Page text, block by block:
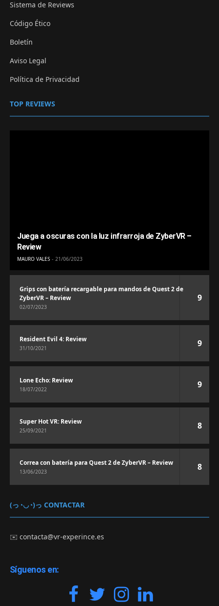
Sistema de Reviews
Código Ético
Boletín
Aviso Legal
Política de Privacidad
TOP REVIEWS
Juega a oscuras con la luz infrarroja de ZyberVR –
Review
MAURO VALES 21/06/2023
Grips con batería recargable para mandos de Quest 2 de
ZyberVR – Review
02/07/2023
9
Resident Evil 4: Review
31/10/2021 9
Lone Echo: Review
18/07/2022 9
Super Hot VR: Review
25/09/2021 8
Correa con batería para Quest 2 de ZyberVR – Review
13/06/2023 8
(っ◔◡◔)っ CONTACTAR
✉️contacta@vr-experince.es
Síguenos en: